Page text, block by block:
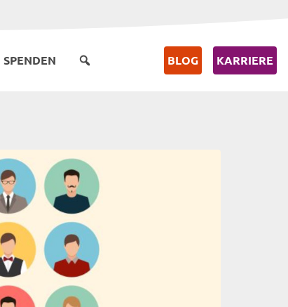
SPENDEN KARRIERE
BLOG